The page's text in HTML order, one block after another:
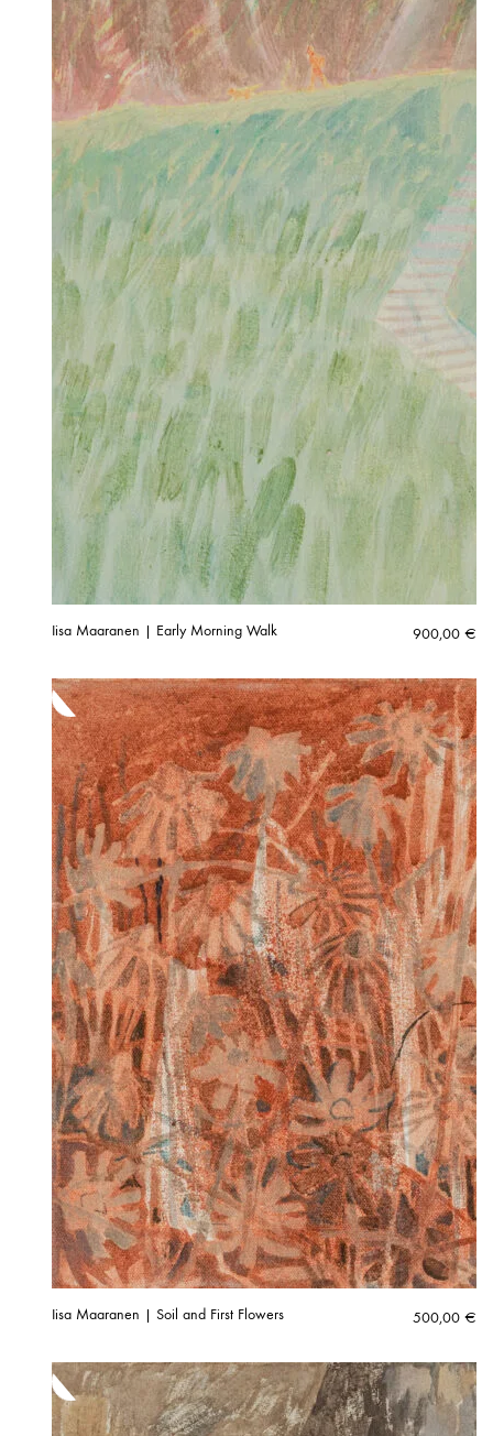
Iisa Maaranen | Early Morning Walk 900,00 €
Iisa Maaranen | Soil and First Flowers 500,00 €